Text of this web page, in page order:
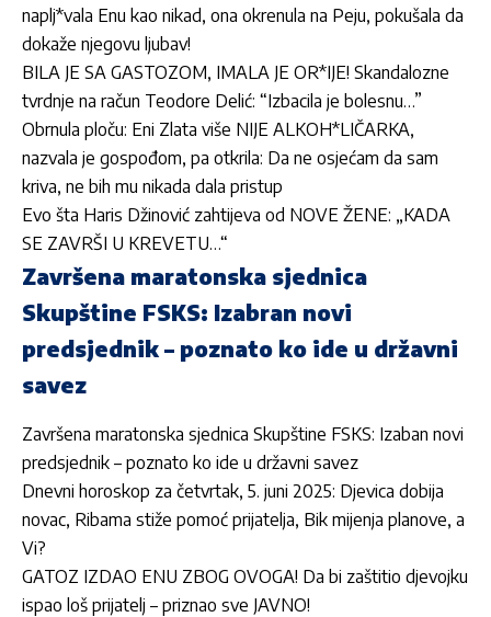
naplj*vala Enu kao nikad, ona okrenula na Peju, pokušala da
dokaže njegovu ljubav!
BILA JE SA GASTOZOM, IMALA JE OR*IJE! Skandalozne
tvrdnje na račun Teodore Delić: “Izbacila je bolesnu…”
Obrnula ploču: Eni Zlata više NIJE ALKOH*LIČARKA,
nazvala je gospođom, pa otkrila: Da ne osjećam da sam
kriva, ne bih mu nikada dala pristup
Evo šta Haris Džinović zahtijeva od NOVE ŽENE: „KADA
SE ZAVRŠI U KREVETU…“
Završena maratonska sjednica
Skupštine FSKS: Izabran novi
predsjednik – poznato ko ide u državni
savez
Završena maratonska sjednica Skupštine FSKS: Izaban novi
predsjednik – poznato ko ide u državni savez
Dnevni horoskop za četvrtak, 5. juni 2025: Djevica dobija
novac, Ribama stiže pomoć prijatelja, Bik mijenja planove, a
Vi?
GATOZ IZDAO ENU ZBOG OVOGA! Da bi zaštitio djevojku
ispao loš prijatelj – priznao sve JAVNO!